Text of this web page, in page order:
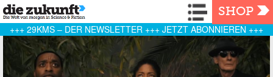
Navigation
SHOP
+++ 29KMS – DER NEWSLETTER +++ JETZT ABONNIEREN +++